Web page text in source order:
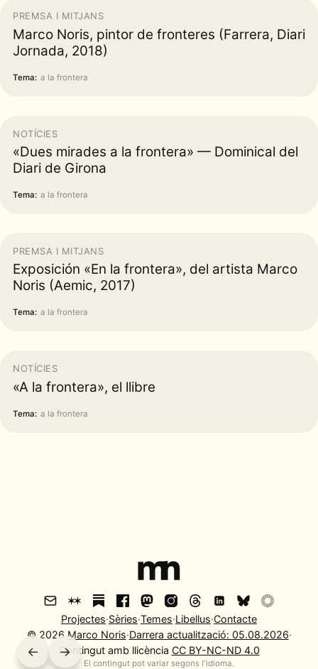
← →
PREMSA I MITJANS
Marco Noris, pintor de fronteres (Farrera, Diari
Jornada, 2018)
Tema: a la frontera
NOTÍCIES
«Dues mirades a la frontera» — Dominical del
Diari de Girona
Tema: a la frontera
PREMSA I MITJANS
Exposición «En la frontera», del artista Marco
Noris (Aemic, 2017)
Tema: a la frontera
NOTÍCIES
«A la frontera», el llibre
Tema: a la frontera
Projectes·Sèries·Temes·Libellus·Contacte
© 2026 Marco Noris·Darrera actualització: 05.08.2026·
Contingut amb llicència CC BY-NC-ND 4.0
El contingut pot variar segons l'idioma.